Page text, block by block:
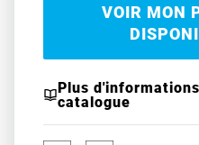
VOIR MON
Plus
catalogue